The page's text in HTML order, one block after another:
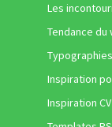
Les
Tendance du
Inspiration
Inspiration CV